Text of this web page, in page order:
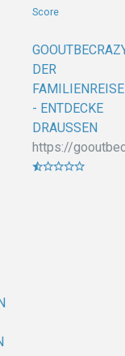
Score
DER
- ENTDECKE
DRAUSSEN
https://